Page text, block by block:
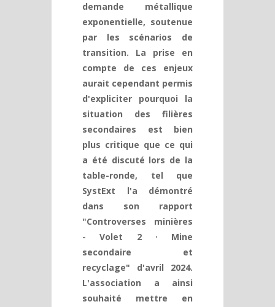
demande métallique
exponentielle, soutenue
par les scénarios de
transition. La prise en
compte de ces enjeux
aurait cependant permis
d'expliciter pourquoi la
situation des filières
secondaires est bien
plus critique que ce qui
a été discuté lors de la
table-ronde, tel que
SystExt l'a démontré
dans son rapport
"Controverses minières
- Volet 2 · Mine
secondaire et
recyclage" d'avril 2024.
L'association a ainsi
souhaité mettre en